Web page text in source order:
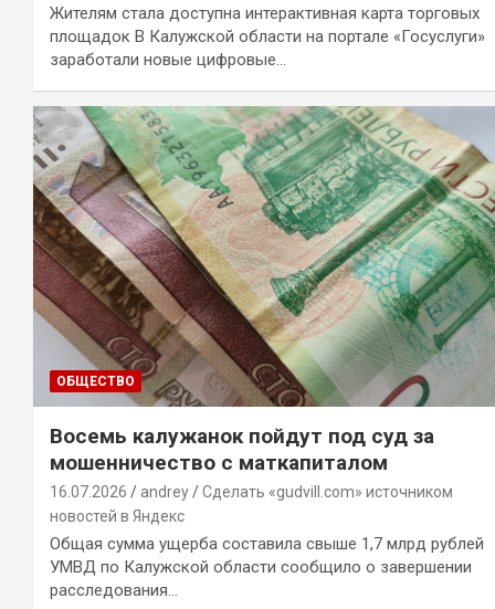
Жителям стала доступна интерактивная карта торговых
площадок В Калужской области на портале «Госуслуги»
заработали новые цифровые…
ОБЩЕСТВО
Восемь калужанок пойдут под суд за
мошенничество с маткапиталом
16.07.2026 andrey
Сделать «gudvill.com» источником
новостей в Яндекс
Общая сумма ущерба составила свыше 1,7 млрд рублей
УМВД по Калужской области сообщило о завершении
расследования…